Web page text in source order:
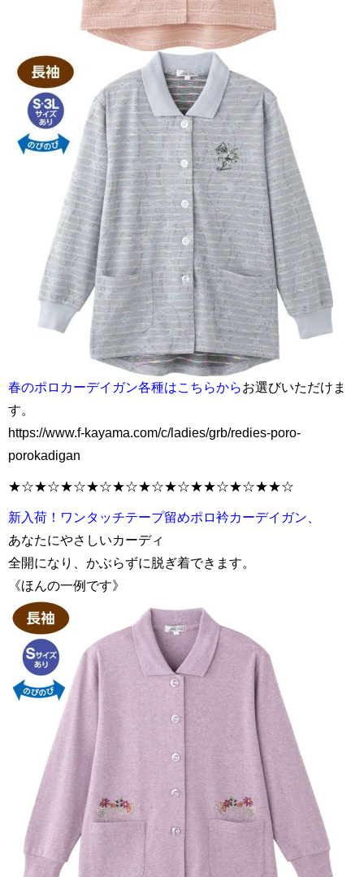
春のポロカーデイガン各種はこちらからお選びいただけま
す。
https://www.f-kayama.com/c/ladies/grb/redies-poro-
porokadigan
★☆★☆★☆★☆★☆★☆★☆★★☆★☆★★☆
新入荷！ワンタッチテープ留めポロ衿カーデイガン、
あなたにやさしいカーディ
全開になり、かぶらずに脱ぎ着できます。
《ほんの一例です》